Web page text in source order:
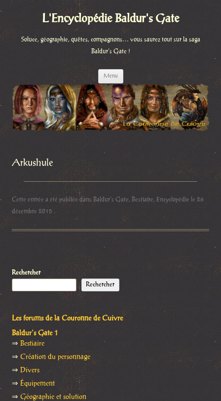
L'Encyclopédie Baldur's Gate
Soluce, géographie, quêtes, compagnons… vous saurez tout sur la saga
Baldur's Gate !
Menu
contenu
Arkushule
Cette entrée a été publiée dans Baldur's Gate, Bestiaire, Encyclopédie le 26
décembre 2015 .
Rechercher
Rechercher
Les forums de la Couronne de Cuivre
Baldur's Gate 1
⇒ Bestiaire
⇒ Création du personnage
⇒ Divers
⇒ Équipement
⇒ Géographie et solution